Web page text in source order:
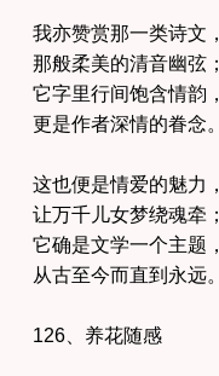
我亦赞赏那一类诗文，
那般柔美的清音幽弦；
它字里行间饱含情韵，
更是作者深情的眷念。
这也便是情爱的魅力，
让万千儿女梦绕魂牵；
它确是文学一个主题，
从古至今而直到永远。
126、养花随感